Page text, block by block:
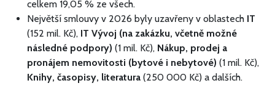
celkem 19,05 % ze všech.
Největší smlouvy v 2026 byly uzavřeny v oblastech IT
(152 mil. Kč), IT Vývoj (na zakázku, včetně možné
následné podpory) (1 mil. Kč), Nákup, prodej a
pronájem nemovitosti (bytové i nebytové) (1 mil. Kč),
Knihy, časopisy, literatura (250 000 Kč) a dalších.